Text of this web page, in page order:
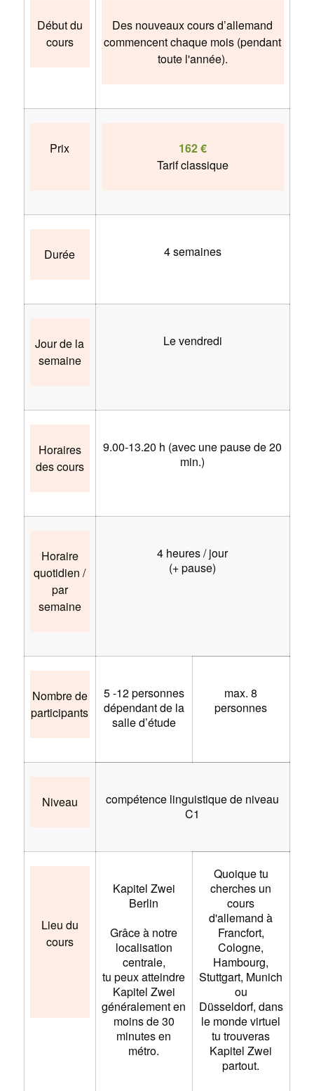
Début du
cours
Des nouveaux cours d’allemand
commencent chaque mois (pendant
toute l'année).
Prix
162 €
Tarif classique
Durée 4 semaines
Jour de la
semaine
Le vendredi
Horaires
des cours
9.00-13.20 h (avec une pause de 20
min.)
Horaire
quotidien /
par
semaine
4 heures / jour
(+ pause)
Nombre de
participants
5 -12 personnes
dépendant de la
salle d’étude
max. 8
personnes
Niveau
compétence linguistique de niveau
C1
Lieu du
cours
Kapitel Zwei
Berlin
Grâce à notre
localisation
centrale,
tu peux atteindre
Kapitel Zwei
généralement en
moins de 30
minutes en
métro.
Quoique tu
cherches un
cours
d'allemand à
Francfort,
Cologne,
Hambourg,
Stuttgart, Munich
ou
Düsseldorf, dans
le monde virtuel
tu trouveras
Kapitel Zwei
partout.